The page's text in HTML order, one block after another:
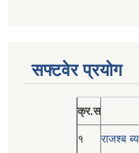
सफ्टवेर प्रयोग
क्र.स
१ राजश्ब